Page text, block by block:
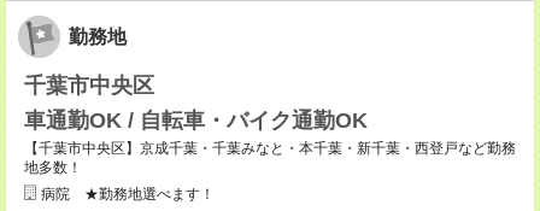
勤務地
千葉市中央区
車通勤OK / 自転車・バイク通勤OK
【千葉市中央区】京成千葉・千葉みなと・本千葉・新千葉・西登戸など勤務
地多数！
病院 ★勤務地選べます！